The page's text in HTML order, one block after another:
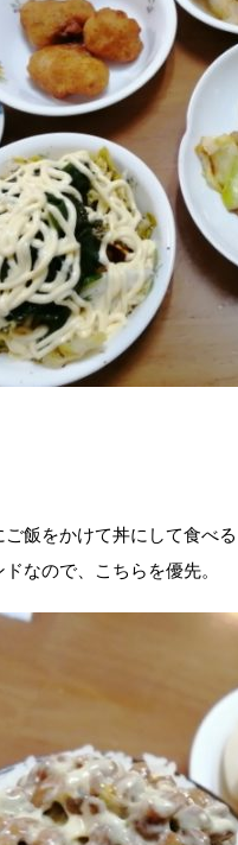
飯をかけて丼にして食べ
なので、こちらを優先。